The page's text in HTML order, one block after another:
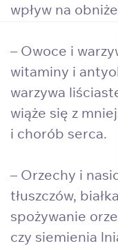
wpływ na
– Owoce i
witaminy i
warzywa
wiąże się z
i chorób serca.
– Orzechy i
tłuszczów,
spożywanie
czy siemienia